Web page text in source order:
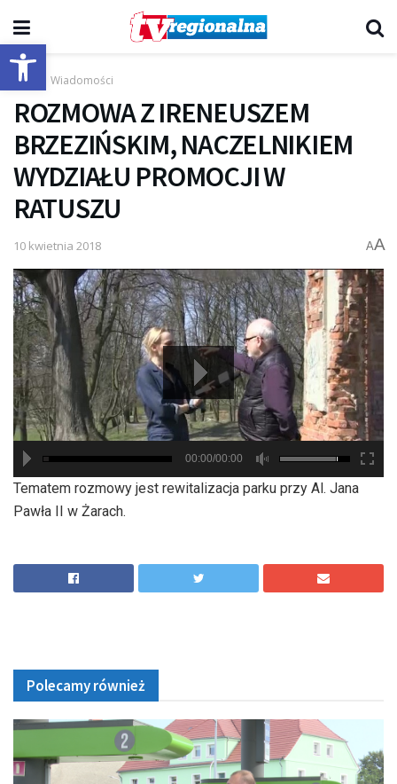
Otwórz pasek narzędzi
Start Wiadomości
ROZMOWA Z IRENEUSZEM
BRZEZIŃSKIM, NACZELNIKIEM
WYDZIAŁU PROMOCJI W
RATUSZU
10 kwietnia 2018 AA
hd2880
hd2160
hd2160
hd1440
highres
hd1080
medium
00:00/00:00
Tematem rozmowy jest rewitalizacja parku przy Al. Jana
Pawła II w Żarach.
Polecamy również